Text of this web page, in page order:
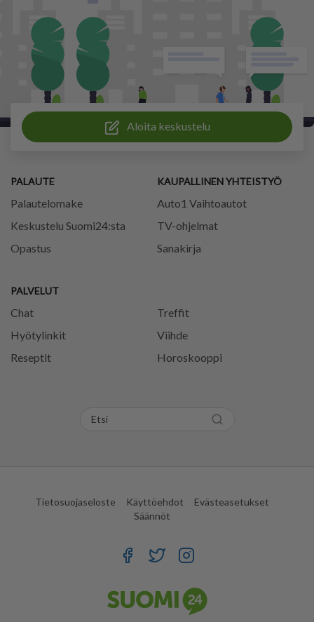
Aloita keskustelu
PALAUTE
Palautelomake
Keskustelu Suomi24:sta
Opastus
PALVELUT
Chat
Treffit
Hyötylinkit
Viihde
Reseptit
Horoskooppi
KAUPALLINEN YHTEISTYÖ
Auto1 Vaihtoautot
TV-ohjelmat
Sanakirja
Tietosuojaseloste Käyttöehdot
Evästeasetukset
Säännöt